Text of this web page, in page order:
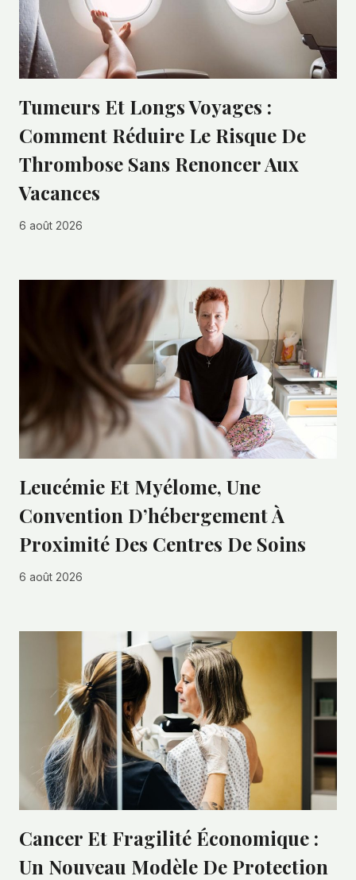
Tumeurs Et Longs Voyages :
Comment Réduire Le Risque De
Thrombose Sans Renoncer Aux
Vacances
6 août 2026
Leucémie Et Myélome, Une
Convention D’hébergement À
Proximité Des Centres De Soins
6 août 2026
Cancer Et Fragilité Économique :
Un Nouveau Modèle De Protection